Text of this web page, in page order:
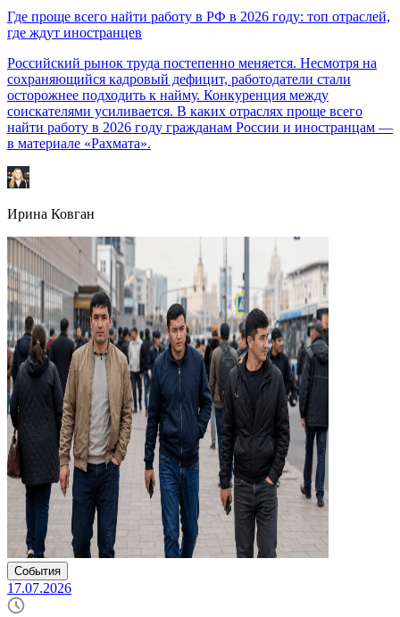
Где проще всего найти работу в РФ в 2026 году: топ отраслей,
где ждут иностранцев
Российский рынок труда постепенно меняется. Несмотря на
сохраняющийся кадровый дефицит, работодатели стали
осторожнее подходить к найму. Конкуренция между
соискателями усиливается. В каких отраслях проще всего
найти работу в 2026 году гражданам России и иностранцам —
в материале «Рахмата».
Ирина Ковган
События
17.07.2026